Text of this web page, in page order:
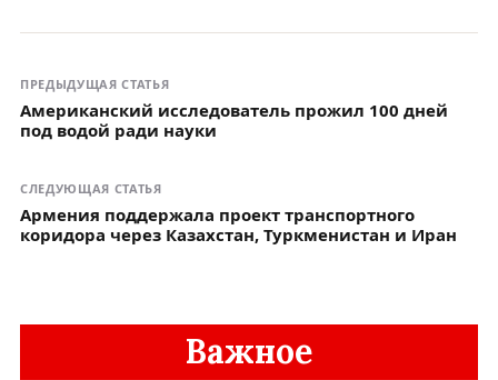
ПРЕДЫДУЩАЯ СТАТЬЯ
Американский исследователь прожил 100 дней
под водой ради науки
СЛЕДУЮЩАЯ СТАТЬЯ
Армения поддержала проект транспортного
коридора через Казахстан, Туркменистан и Иран
Важное